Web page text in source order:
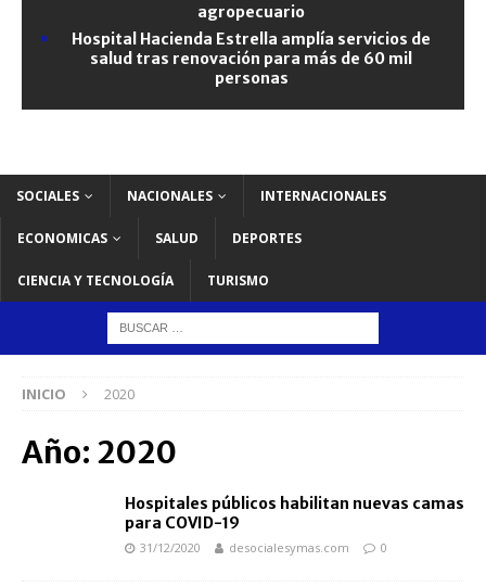
agropecuario
Hospital Hacienda Estrella amplía servicios de
salud tras renovación para más de 60 mil
personas
SOCIALES NACIONALES INTERNACIONALES
ECONOMICAS SALUD DEPORTES
CIENCIA Y TECNOLOGÍA TURISMO
INICIO 2020
Año: 2020
Hospitales públicos habilitan nuevas camas
para COVID-19
31/12/2020 desocialesymas.com 0